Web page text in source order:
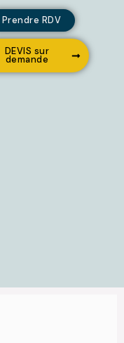
Prendre RDV
DEVIS sur
demande